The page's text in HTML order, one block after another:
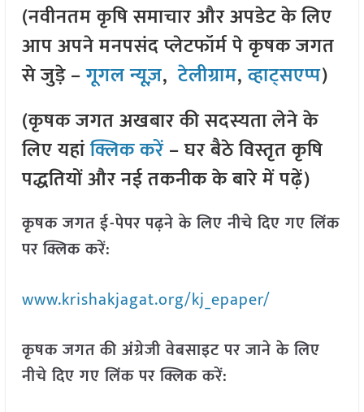
(नवीनतम कृषि समाचार और अपडेट के लिए
आप अपने मनपसंद प्लेटफॉर्म पे कृषक जगत
से जुड़े –गूगल न्यूज़,टेलीग्राम,व्हाट्सएप्प)
(कृषक जगत अखबार की सदस्यता लेने के
लिए यहांक्लिक करें– घर बैठे विस्तृत कृषि
पद्धतियों और नई तकनीक के बारे में पढ़ें)
कृषक जगत ई-पेपर पढ़ने के लिए नीचे दिए गए लिंक
पर क्लिक करें:
www.krishakjagat.org/kj_epaper/
कृषक जगत की अंग्रेजी वेबसाइट पर जाने के लिए
नीचे दिए गए लिंक पर क्लिक करें: